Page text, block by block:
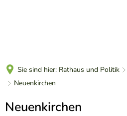
Sie sind hier: Rathaus und Politik
Neuenkirchen
Neuenkirchen
Neuenkirchen